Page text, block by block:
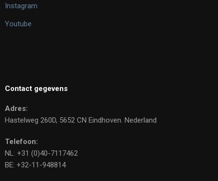
Instagram
Youtube
Contact gegevens
Adres:
Hastelweg 260D, 5652 CN Eindhoven. Nederland
Telefoon:
NL: +31 (0)40-7117462
BE: +32-11-948814